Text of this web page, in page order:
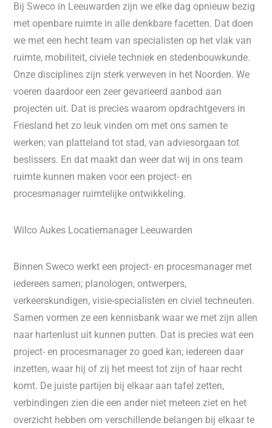
Bij Sweco in Leeuwarden zijn we elke dag opnieuw bezig
met openbare ruimte in alle denkbare facetten. Dat doen
we met een hecht team van specialisten op het vlak van
ruimte, mobiliteit, civiele techniek en stedenbouwkunde.
Onze disciplines zijn sterk verweven in het Noorden. We
voeren daardoor een zeer gevarieerd aanbod aan
projecten uit. Dat is precies waarom opdrachtgevers in
Friesland het zo leuk vinden om met ons samen te
werken; van platteland tot stad, van adviesorgaan tot
beslissers. En dat maakt dan weer dat wij in ons team
ruimte kunnen maken voor een project- en
procesmanager ruimtelijke ontwikkeling.
Wilco Aukes Locatiemanager Leeuwarden
Binnen Sweco werkt een project- en procesmanager met
iedereen samen; planologen, ontwerpers,
verkeerskundigen, visie-specialisten en civiel techneuten.
Samen vormen ze een kennisbank waar we met zijn allen
naar hartenlust uit kunnen putten. Dat is precies wat een
project- en procesmanager zo goed kan; iedereen daar
inzetten, waar hij of zij het meest tot zijn of haar recht
komt. De juiste partijen bij elkaar aan tafel zetten,
verbindingen zien die een ander niet meteen ziet en het
overzicht hebben om verschillende belangen bij elkaar te